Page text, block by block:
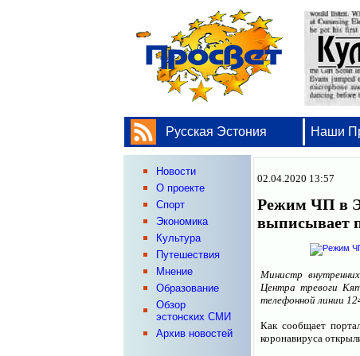
Русская Эстония Наши
Новости
О проекте
Спорт
Экономика
Культура
Путешествия
Мнение
Образование
Обзор
эстонских СМИ
Архив новостей
02.04.2020 13:57
Режим ЧП в
выписывает
Министр
Центра тревоги
телефонной линии
Как сообщает
коронавируса